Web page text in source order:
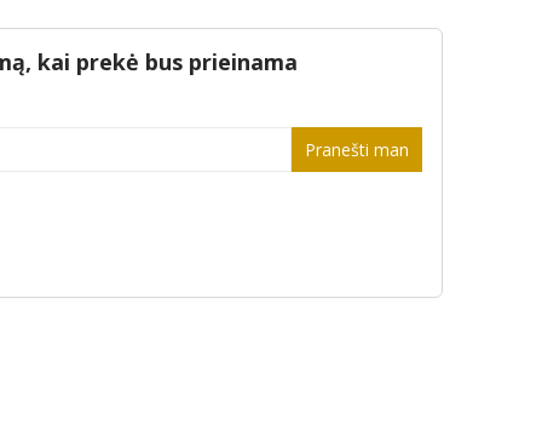
kai prekė bus prieinama
Pranešti man